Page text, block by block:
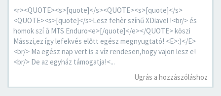
<r><QUOTE><s>[quote]</s><QUOTE><s>[quote]</s>
<QUOTE><s>[quote]</s>Lesz fehèr színű XDiavel !<br/> és
homok szí ů MTS Enduro<e>[/quote]</e></QUOTE> köszi
Másszi,ez így lefekvés előtt egész megnyugtató! <E>:)</E>
<br/> Ma egész nap vert is a víz rendesen,hogy vajon lesz e!
<br/> De az egyház támogatja!<...
Ugrás a hozzászóláshoz